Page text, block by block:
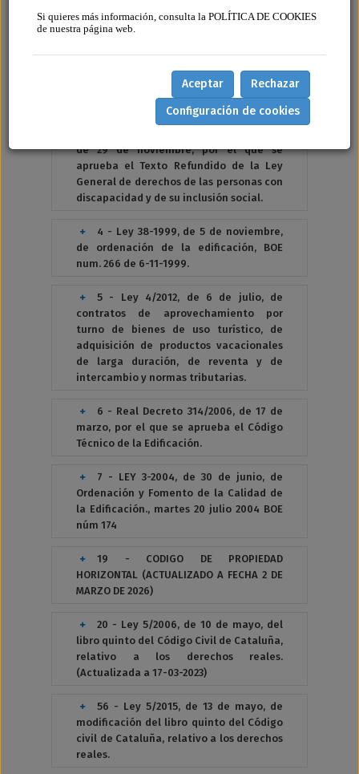
consolidado y actualizado a día 7 de
abril de 2026)
2 - Real Decreto de 24 de julio de
1889 por el que se publica el Código Civil.
(Actualizado al 4 de agosto del 2018)
de 29 de noviembre, por el que se
aprueba el Texto Refundido de la Ley
General de derechos de las personas con
discapacidad y de su inclusión social.
4 - Ley 38-1999, de 5 de noviembre,
de ordenación de la edificación, BOE
num. 266 de 6-11-1999.
5 - Ley 4/2012, de 6 de julio, de
contratos de aprovechamiento por
turno de bienes de uso turístico, de
adquisición de productos vacacionales
de larga duración, de reventa y de
intercambio y normas tributarias.
6 - Real Decreto 314/2006, de 17 de
marzo, por el que se aprueba el Código
Técnico de la Edificación.
7 - LEY 3-2004, de 30 de junio, de
Ordenación y Fomento de la Calidad de
la Edificación., martes 20 julio 2004 BOE
núm 174
19 - CODIGO DE PROPIEDAD
HORIZONTAL (ACTUALIZADO A FECHA 2 DE
MARZO DE 2026)
20 - Ley 5/2006, de 10 de mayo, del
libro quinto del Código Civil de Cataluña,
relativo a los derechos reales.
(Actualizada a 17-03-2023)
56 - Ley 5/2015, de 13 de mayo, de
modificación del libro quinto del Código
civil de Cataluña, relativo a los derechos
reales.
Si quieres más información, consulta la POLÍTICA DE COOKIES
de nuestra página web.
Aceptar
Rechazar
Configuración de cookies